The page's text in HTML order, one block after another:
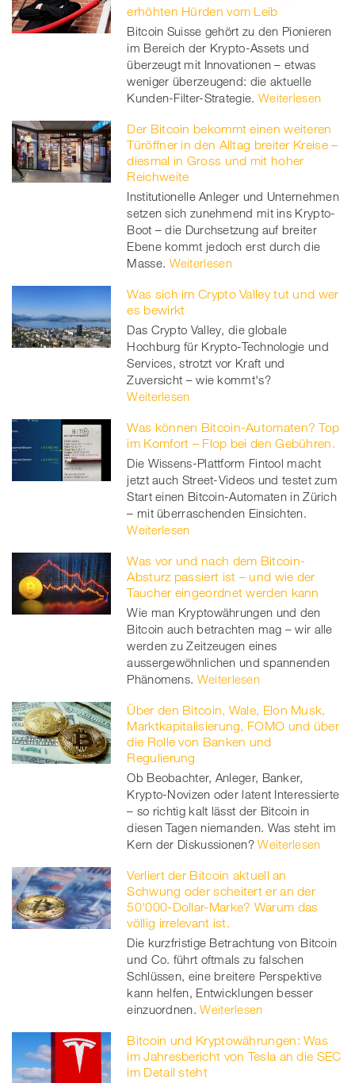
erhöhten Hürden vom Leib
Bitcoin Suisse gehört zu den Pionieren
im Bereich der Krypto-Assets und
überzeugt mit Innovationen – etwas
weniger überzeugend: die aktuelle
Kunden-Filter-Strategie. Weiterlesen
Der Bitcoin bekommt einen weiteren
Türöffner in den Alltag breiter Kreise –
diesmal in Gross und mit hoher
Reichweite
Institutionelle Anleger und Unternehmen
setzen sich zunehmend mit ins Krypto-
Boot – die Durchsetzung auf breiter
Ebene kommt jedoch erst durch die
Masse. Weiterlesen
Was sich im Crypto Valley tut und wer
es bewirkt
Das Crypto Valley, die globale
Hochburg für Krypto-Technologie und
Services, strotzt vor Kraft und
Zuversicht – wie kommt's?
Weiterlesen
Was können Bitcoin-Automaten? Top
im Komfort – Flop bei den Gebühren.
Die Wissens-Plattform Fintool macht
jetzt auch Street-Videos und testet zum
Start einen Bitcoin-Automaten in Zürich
– mit überraschenden Einsichten.
Weiterlesen
Was vor und nach dem Bitcoin-
Absturz passiert ist – und wie der
Taucher eingeordnet werden kann
Wie man Kryptowährungen und den
Bitcoin auch betrachten mag – wir alle
werden zu Zeitzeugen eines
aussergewöhnlichen und spannenden
Phänomens. Weiterlesen
Über den Bitcoin, Wale, Elon Musk,
Marktkapitalisierung, FOMO und über
die Rolle von Banken und
Regulierung
Ob Beobachter, Anleger, Banker,
Krypto-Novizen oder latent Interessierte
– so richtig kalt lässt der Bitcoin in
diesen Tagen niemanden. Was steht im
Kern der Diskussionen? Weiterlesen
Verliert der Bitcoin aktuell an
Schwung oder scheitert er an der
50'000-Dollar-Marke? Warum das
völlig irrelevant ist.
Die kurzfristige Betrachtung von Bitcoin
und Co. führt oftmals zu falschen
Schlüssen, eine breitere Perspektive
kann helfen, Entwicklungen besser
einzuordnen. Weiterlesen
Bitcoin und Kryptowährungen: Was
im Jahresbericht von Tesla an die SEC
im Detail steht